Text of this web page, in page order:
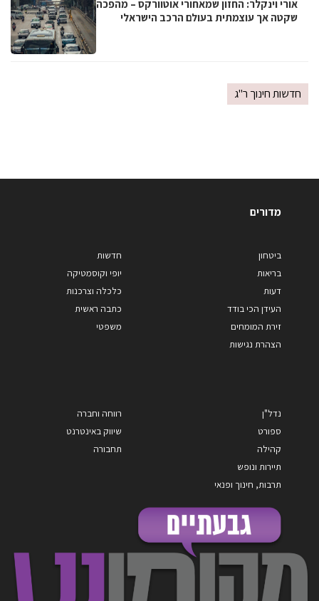
אורי וינקלר: החזון שמאחורי אוטוורקס – מהפכה
שקטה אך עוצמתית בעולם הרכב הישראלי
חדשות חינוך ר"ג
מדורים
ביטחון
בריאות
דעות
העידן הכי בודד
זירת המומחים
הצהרת נגישות
חדשות
יופי וקוסמטיקה
כלכלה וצרכנות
כתבה ראשית
משפטי
נדל"ן
ספורט
קהילה
תיירות ונופש
תרבות, חינוך ופנאי
רווחה וחברה
שיווק באינטרנט
תחבורה